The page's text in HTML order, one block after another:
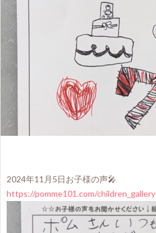
2024年11月5日お子様の声🎤
https://pomme101.com/children_gallery